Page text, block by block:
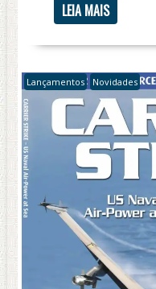
LEIA MAIS
Lançamentos Novidades